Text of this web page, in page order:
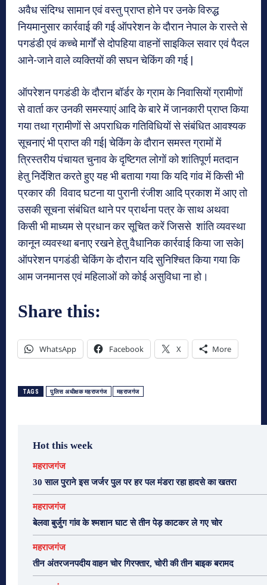
अवैध संदिग्ध सामान एवं वस्तु प्राप्त होने पर उनके विरुद्ध
नियमानुसार कार्रवाई की गई ऑपरेशन के दौरान नेपाल के रास्ते से
पगडंडी एवं कच्चे मार्गों से दोपहिया वाहनों साइकिल सवार एवं पैदल
आने-जाने वाले व्यक्तियों की सघन चेकिंग की गई |
ऑपरेशन पगडंडी के दौरान बॉर्डर के ग्राम के निवासियों ग्रामीणों
से वार्ता कर उनकी समस्याएं आदि के बारे में जानकारी प्राप्त किया
गया तथा ग्रामीणों से अपराधिक गतिविधियों से संबंधित आवश्यक
सूचनाएं भी प्राप्त की गई| चेकिंग के दौरान समस्त ग्रामों में
त्रिस्तरीय पंचायत चुनाव के दृष्टिगत लोगों को शांतिपूर्ण मतदान
हेतु निर्देशित करते हुए यह भी बताया गया कि यदि गांव में किसी भी
प्रकार की विवाद घटना या पुरानी रंजीश आदि प्रकाश में आए तो
उसकी सूचना संबंधित थाने पर प्रार्थना पत्र के साथ अथवा
किसी भी माध्यम से प्रधान कर सूचित करें जिससे शांति व्यवस्था
कानून व्यवस्था बनाए रखने हेतु वैधानिक कार्रवाई किया जा सके|
ऑपरेशन पगडंडी चेकिंग के दौरान यदि सुनिश्चित किया गया कि
आम जनमानस एवं महिलाओं को कोई असुविधा ना हो।
Share this:
WhatsApp Facebook X More
TAGS पुलिस अधीक्षक महराजगंज महराजगंज
Hot this week
महराजगंज
30 साल पुराने इस जर्जर पुल पर हर पल मंडरा रहा हादसे का खतरा
महराजगंज
बेलवा बुर्जुग गांव के श्मशान घाट से तीन पेड़ काटकर ले गए चोर
महराजगंज
तीन अंतरजनपदीय वाहन चोर गिरफ्तार, चोरी की तीन बाइक बरामद